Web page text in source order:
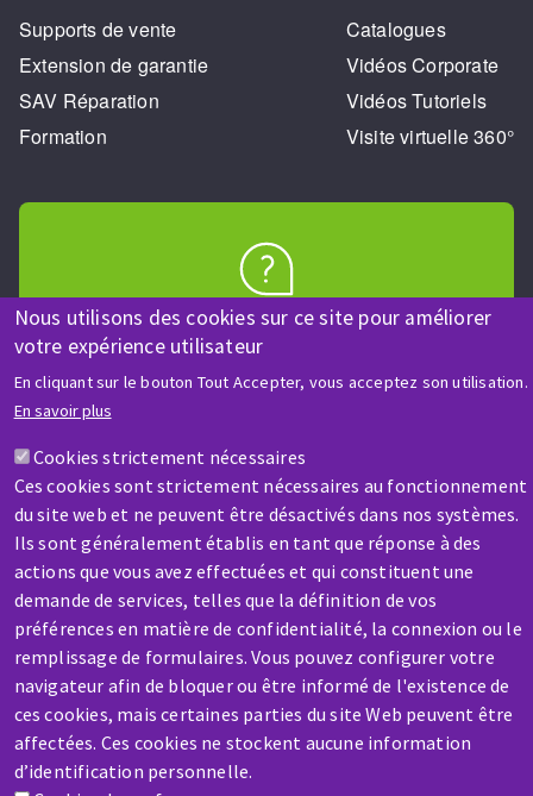
Nous utilisons des cookies sur ce site pour améliorer
votre expérience utilisateur
En cliquant sur le bouton Tout Accepter, vous acceptez son utilisation.
En savoir plus
Cookies strictement nécessaires
Ces cookies sont strictement nécessaires au fonctionnement
du site web et ne peuvent être désactivés dans nos systèmes.
Ils sont généralement établis en tant que réponse à des
actions que vous avez effectuées et qui constituent une
demande de services, telles que la définition de vos
préférences en matière de confidentialité, la connexion ou le
remplissage de formulaires. Vous pouvez configurer votre
navigateur afin de bloquer ou être informé de l'existence de
ces cookies, mais certaines parties du site Web peuvent être
affectées. Ces cookies ne stockent aucune information
d’identification personnelle.
Supports de vente
Extension de garantie
SAV Réparation
Formation
Catalogues
Vidéos Corporate
Vidéos Tutoriels
Visite virtuelle 360°
AIDE & CONTACT
Une question ? Un renseignement ?
SAV / RÉPARATION
Une machine cassée ? En panne ?
Contactez-nous